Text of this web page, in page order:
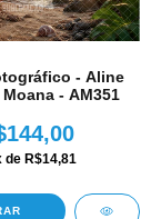
- Aline
- AM351
de R$14,81